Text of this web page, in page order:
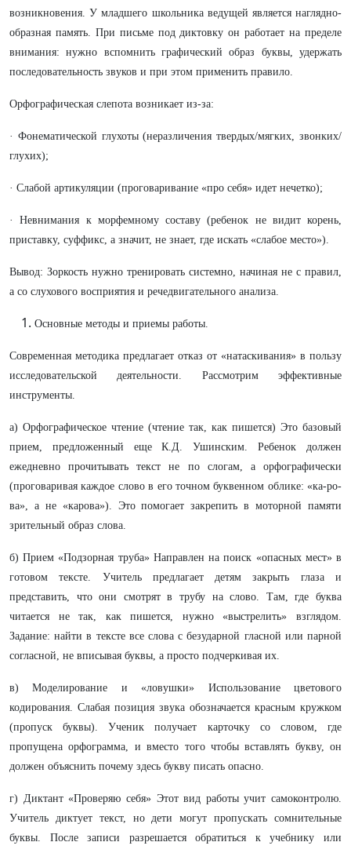
возникновения. У младшего школьника ведущей является наглядно-
образная память. При письме под диктовку он работает на пределе
внимания: нужно вспомнить графический образ буквы, удержать
последовательность звуков и при этом применить правило.
Орфографическая слепота возникает из-за:
· Фонематической глухоты (неразличения твердых/мягких, звонких/
глухих);
· Слабой артикуляции (проговаривание «про себя» идет нечетко);
· Невнимания к морфемному составу (ребенок не видит корень,
приставку, суффикс, а значит, не знает, где искать «слабое место»).
Вывод: Зоркость нужно тренировать системно, начиная не с правил,
а со слухового восприятия и речедвигательного анализа.
Основные методы и приемы работы.
Современная методика предлагает отказ от «натаскивания» в пользу
исследовательской деятельности. Рассмотрим эффективные
инструменты.
а) Орфографическое чтение (чтение так, как пишется) Это базовый
прием, предложенный еще К.Д. Ушинским. Ребенок должен
ежедневно прочитывать текст не по слогам, а орфографически
(проговаривая каждое слово в его точном буквенном облике: «ка-ро-
ва», а не «карова»). Это помогает закрепить в моторной памяти
зрительный образ слова.
б) Прием «Подзорная труба» Направлен на поиск «опасных мест» в
готовом тексте. Учитель предлагает детям закрыть глаза и
представить, что они смотрят в трубу на слово. Там, где буква
читается не так, как пишется, нужно «выстрелить» взглядом.
Задание: найти в тексте все слова с безударной гласной или парной
согласной, не вписывая буквы, а просто подчеркивая их.
в) Моделирование и «ловушки» Использование цветового
кодирования. Слабая позиция звука обозначается красным кружком
(пропуск буквы). Ученик получает карточку со словом, где
пропущена орфограмма, и вместо того чтобы вставлять букву, он
должен объяснить почему здесь букву писать опасно.
г) Диктант «Проверяю себя» Этот вид работы учит самоконтролю.
Учитель диктует текст, но дети могут пропускать сомнительные
буквы. После записи разрешается обратиться к учебнику или